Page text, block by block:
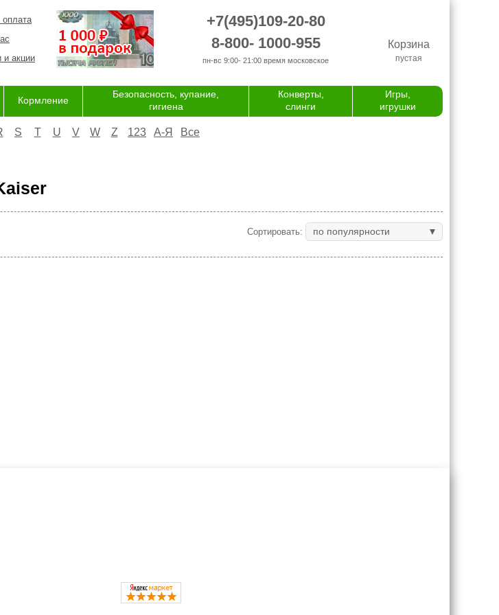
оплата
и акции
+7(495)109-20-80
8-800- 1000-955
пн-вс 9:00- 21:00 время московское
Корзина
пустая
Кормление
Безопасность, купание,
гигиена
Конверты,
слинги
Игры,
игрушки
S T U V W Z 123 А-Я Все
Сортировать: по популярности